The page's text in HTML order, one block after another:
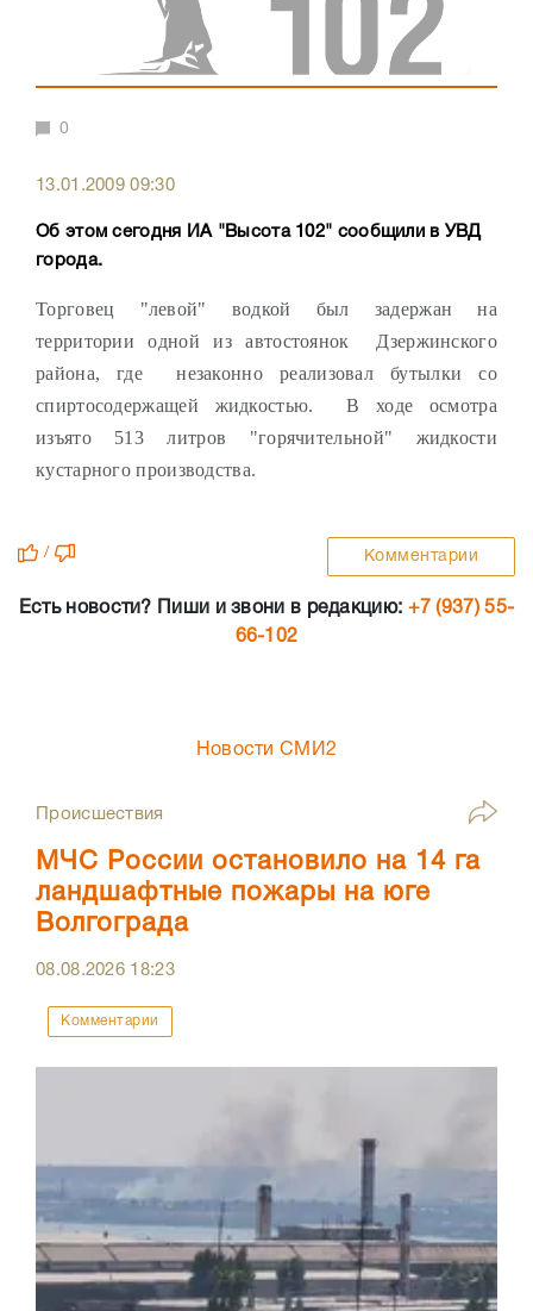
0
13.01.2009 09:30
Об этом сегодня ИА "Высота 102" сообщили в УВД
города.
Торговец "левой" водкой был задержан на
территории одной из автостоянок Дзержинского
района, где незаконно реализовал бутылки со
спиртосодержащей жидкостью. В ходе осмотра
изъято 513 литров "горячительной" жидкости
кустарного производства.
/ Комментарии
Есть новости? Пиши и звони в редакцию: +7 (937) 55-
66-102
Новости СМИ2
Происшествия
МЧС России остановило на 14 га
ландшафтные пожары на юге
Волгограда
08.08.2026 18:23
Комментарии